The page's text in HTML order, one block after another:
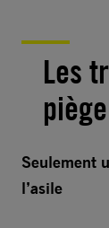
Les
piège
Seulement
l’asile